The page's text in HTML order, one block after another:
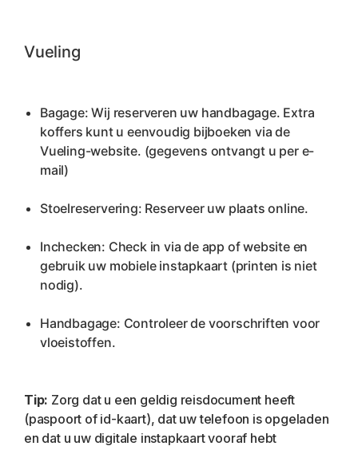
Vueling
Bagage: Wij reserveren uw handbagage. Extra
koffers kunt u eenvoudig bijboeken via de
Vueling-website. (gegevens ontvangt u per e-
mail)
Stoelreservering: Reserveer uw plaats online.
Inchecken: Check in via de app of website en
gebruik uw mobiele instapkaart (printen is niet
nodig).
Handbagage: Controleer de voorschriften voor
vloeistoffen.
Tip: Zorg dat u een geldig reisdocument heeft
(paspoort of id-kaart), dat uw telefoon is opgeladen
en dat u uw digitale instapkaart vooraf hebt